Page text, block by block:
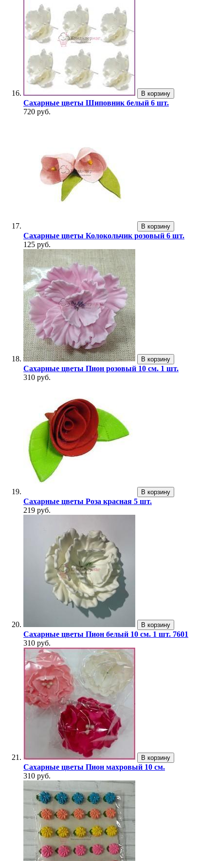
В корзину
Сахарные цветы Шиповник белый 6 шт.
720 руб.
В корзину
Сахарные цветы Колокольчик розовый 6 шт.
125 руб.
В корзину
Сахарные цветы Пион розовый 10 см. 1 шт.
310 руб.
В корзину
Сахарные цветы Роза красная 5 шт.
219 руб.
В корзину
Сахарные цветы Пион белый 10 см. 1 шт. 7601
310 руб.
В корзину
Сахарные цветы Пион махровый 10 см.
310 руб.